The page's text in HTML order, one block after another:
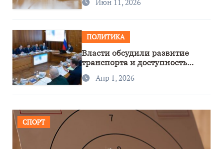
Июн 11, 2026
ПОЛИТИКА
Власти обсудили развитие
транспорта и доступность
региона
Апр 1, 2026
СПОРТ